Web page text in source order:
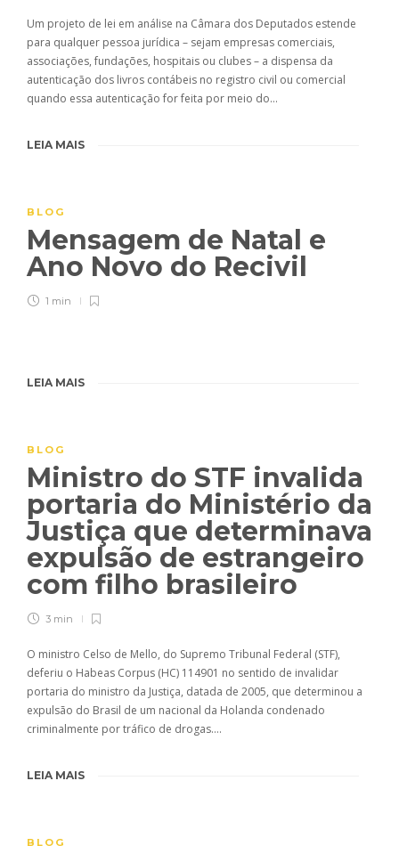
Um projeto de lei em análise na Câmara dos Deputados estende
para qualquer pessoa jurídica – sejam empresas comerciais,
associações, fundações, hospitais ou clubes – a dispensa da
autenticação dos livros contábeis no registro civil ou comercial
quando essa autenticação for feita por meio do…
LEIA MAIS
BLOG
Mensagem de Natal e
Ano Novo do Recivil
1 min
LEIA MAIS
BLOG
Ministro do STF invalida
portaria do Ministério da
Justiça que determinava
expulsão de estrangeiro
com filho brasileiro
3 min
O ministro Celso de Mello, do Supremo Tribunal Federal (STF),
deferiu o Habeas Corpus (HC) 114901 no sentido de invalidar
portaria do ministro da Justiça, datada de 2005, que determinou a
expulsão do Brasil de um nacional da Holanda condenado
criminalmente por tráfico de drogas….
LEIA MAIS
BLOG